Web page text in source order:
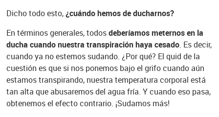
Dicho todo esto,¿cuándo hemos de ducharnos?
En términos generales, todosdeberíamos meternos en la
ducha cuando nuestra transpiración haya cesado. Es decir,
cuando ya no estemos sudando. ¿Por qué? El quid de la
cuestión es que si nos ponemos bajo el grifo cuando aún
estamos transpirando, nuestra temperatura corporal está
tan alta que abusaremos del agua fría. Y cuando eso pasa,
obtenemos el efecto contrario. ¡Sudamos más!